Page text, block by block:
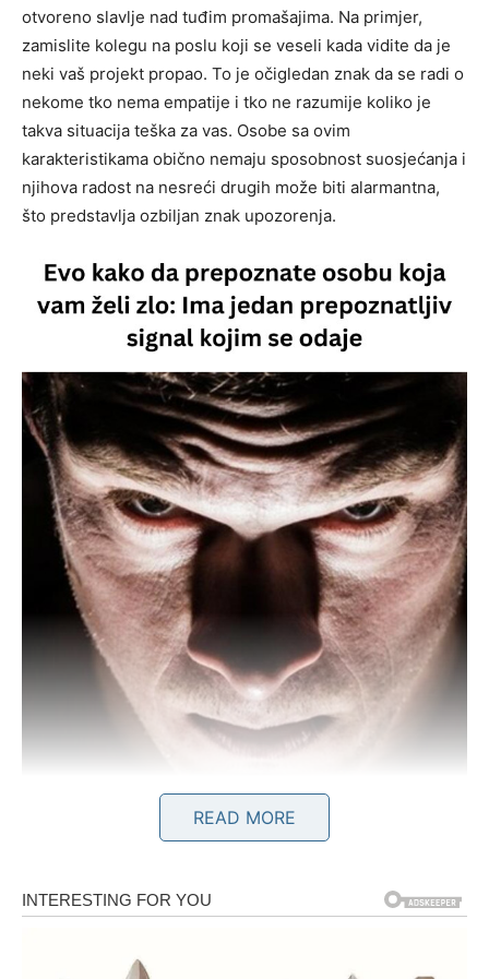
otvoreno slavlje nad tuđim promašajima. Na primjer,
zamislite kolegu na poslu koji se veseli kada vidite da je
neki vaš projekt propao. To je očigledan znak da se radi o
nekome tko nema empatije i tko ne razumije koliko je
takva situacija teška za vas. Osobe sa ovim
karakteristikama obično nemaju sposobnost suosjećanja i
njihova radost na nesreći drugih može biti alarmantna,
što predstavlja ozbiljan znak upozorenja.
Potreba za kontrolom
Drugi važan znak loših ljudi je njihova neutoljiva potreba
READ MORE